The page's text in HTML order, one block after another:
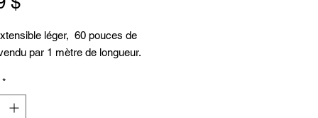
léger,  60 pouces de
par 1 mètre de longueur.
*